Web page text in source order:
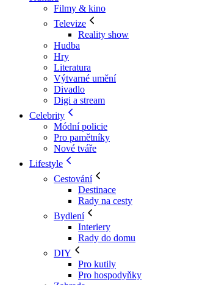
Filmy & kino
Televize
Reality show
Hudba
Hry
Literatura
Výtvarné umění
Divadlo
Digi a stream
Celebrity
Módní policie
Pro pamětníky
Nové tváře
Lifestyle
Cestování
Destinace
Rady na cesty
Bydlení
Interiery
Rady do domu
DIY
Pro kutily
Pro hospodyňky